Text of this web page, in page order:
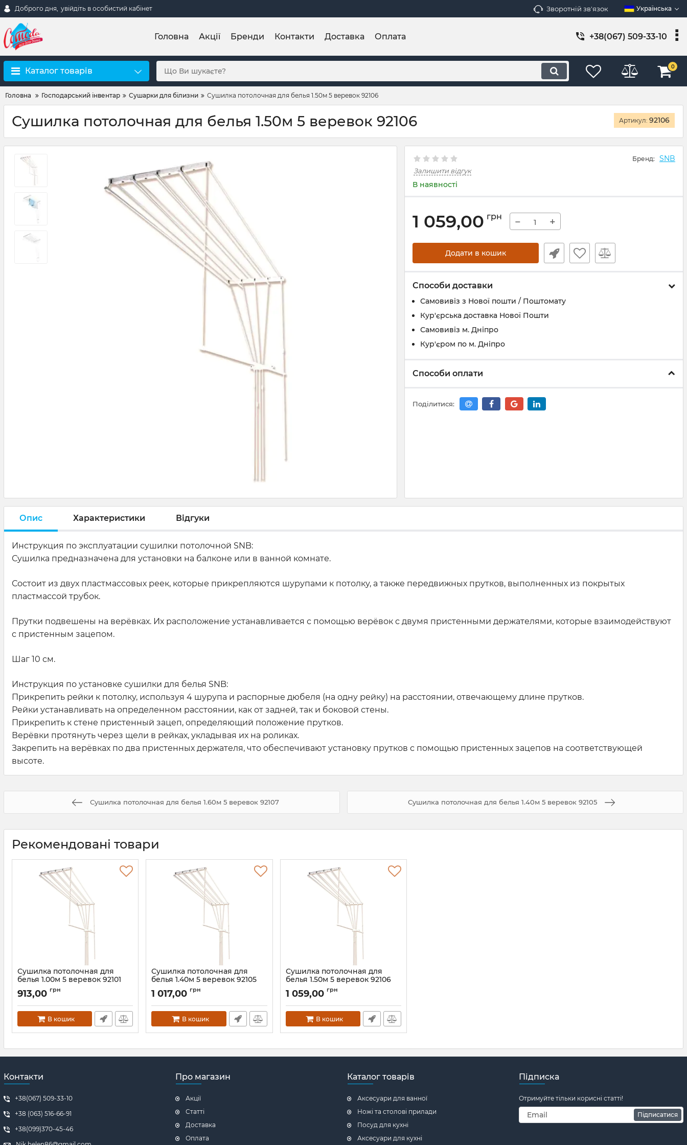
Доброго дня, увійдіть в особистий кабінет Зворотній зв'язок Українська
Головна Акції Бренди Контакти Доставка Оплата +38(067) 509-33-10
Каталог товарів 0
Головна Господарський інвентар Сушарки для білизни Сушилка потолочная для белья 1.50м 5 веревок 92106
Сушилка потолочная для белья 1.50м 5 веревок 92106 Артикул: 92106
Бренд: SNB
Залишити відгук
В наявності
1 059,00 грн − +
Додати в кошик
Способи доставки
Самовивіз з Нової пошти / Поштомату
Кур'єрська доставка Нової Пошти
Самовивіз м. Дніпро
Кур'єром по м. Дніпро
Способи оплати
Поділитися:
Опис Характеристики Відгуки
Инструкция по эксплуатации сушилки потолочной SNB:
Сушилка предназначена для установки на балконе или в ванной комнате.
Состоит из двух пластмассовых реек, которые прикрепляются шурупами к потолку, а также передвижных прутков, выполненных из покрытых
пластмассой трубок.
Прутки подвешены на верёвках. Их расположение устанавливается с помощью верёвок с двумя пристенными держателями, которые взаимодействуют
с пристенным зацепом.
Шаг 10 см.
Инструкция по установке сушилки для белья SNB:
Прикрепить рейки к потолку, используя 4 шурупа и распорные дюбеля (на одну рейку) на расстоянии, отвечающему длине прутков.
Рейки устанавливать на определенном расстоянии, как от задней, так и боковой стены.
Прикрепить к стене пристенный зацеп, определяющий положение прутков.
Верёвки протянуть через щели в рейках, укладывая их на роликах.
Закрепить на верёвках по два пристенных держателя, что обеспечивают установку прутков с помощью пристенных зацепов на соответствующей
высоте.
Сушилка потолочная для белья 1.60м 5 веревок 92107 Сушилка потолочная для белья 1.40м 5 веревок 92105
Рекомендовані товари
Сушилка потолочная для
белья 1.00м 5 веревок 92101
Артикул: 92101
913,00 грн
В кошик
Сушилка потолочная для
белья 1.40м 5 веревок 92105
Артикул: 92105
1 017,00 грн
В кошик
Сушилка потолочная для
белья 1.50м 5 веревок 92106
Артикул: 92106
1 059,00 грн
В кошик
Контакти
+38(067) 509-33-10
+38 (063) 516-66-91
+38(099)370-45-46
Про магазин
Акції
Статті
Доставка
Оплата
Каталог товарів
Аксесуари для ванної
Ножі та столові прилади
Посуд для кухні
Аксесуари для кухні
Підписка
Отримуйте тільки корисні статті!
Підписатися